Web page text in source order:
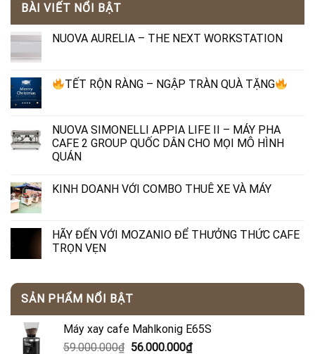
BÀI VIẾT NỔI BẬT
NUOVA AURELIA – THE NEXT WORKSTATION
TẾT RỘN RÀNG – NGẬP TRÀN QUÀ TẶNG
NUOVA SIMONELLI APPIA LIFE II – MÁY PHA
CAFE 2 GROUP QUỐC DÂN CHO MỌI MÔ HÌNH
QUÁN
KINH DOANH VỚI COMBO THUÊ XE VÀ MÁY
HÃY ĐẾN VỚI MOZANIO ĐỂ THƯỞNG THỨC CAFE
TRỌN VẸN
SẢN PHẨM NỔI BẬT
Máy xay cafe Mahlkonig E65S
59.000.000₫ Giá
56.000.000₫Giá